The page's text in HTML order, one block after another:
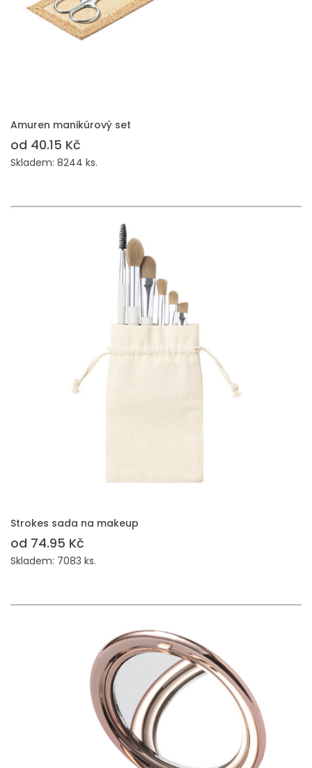
PŘIDAT DO POPTÁVKY
Amuren manikúrový set
od 40.15 Kč
Skladem: 8244 ks.
PŘIDAT DO POPTÁVKY
Strokes sada na makeup
od 74.95 Kč
Skladem: 7083 ks.